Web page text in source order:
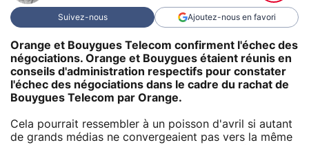
Suivez-nous Ajoutez-nous en favori
Orange et Bouygues Telecom confirment l'échec des
négociations. Orange et Bouygues étaient réunis en
conseils d'administration respectifs pour constater
l'échec des négociations dans le cadre du rachat de
Bouygues Telecom par Orange.
Cela pourrait ressembler à un poisson d'avril si autant
de grands médias ne convergeaient pas vers la même